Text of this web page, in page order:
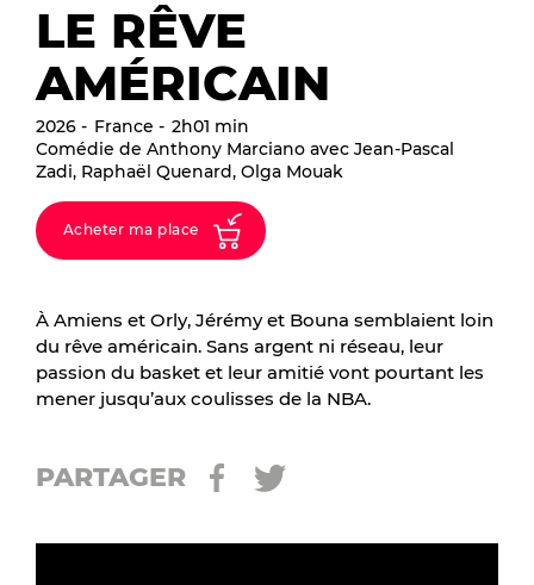
LE RÊVE
AMÉRICAIN
2026 France
2h01 min
Comédie de Anthony Marciano avec Jean-Pascal
Zadi, Raphaël Quenard, Olga Mouak
Acheter ma place
À Amiens et Orly, Jérémy et Bouna semblaient loin
du rêve américain. Sans argent ni réseau, leur
passion du basket et leur amitié vont pourtant les
mener jusqu’aux coulisses de la NBA.
PARTAGER